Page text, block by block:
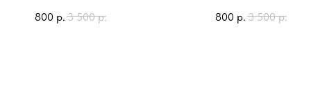
800 р. 3 500 р.
800 р. 3 500 р.